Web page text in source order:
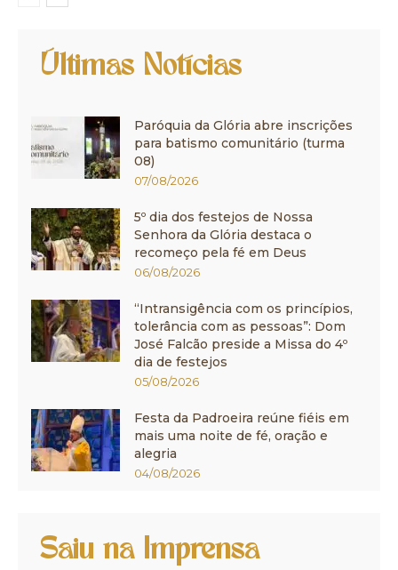
Últimas Notícias
Paróquia da Glória abre inscrições
para batismo comunitário (turma
08)
07/08/2026
5º dia dos festejos de Nossa
Senhora da Glória destaca o
recomeço pela fé em Deus
06/08/2026
“Intransigência com os princípios,
tolerância com as pessoas”: Dom
José Falcão preside a Missa do 4º
dia de festejos
05/08/2026
Festa da Padroeira reúne fiéis em
mais uma noite de fé, oração e
alegria
04/08/2026
Saiu na Imprensa